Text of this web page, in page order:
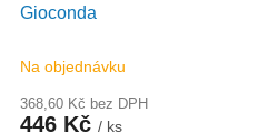
Gioconda
Na objednávku
368,60 Kč bez DPH
446 Kč / ks